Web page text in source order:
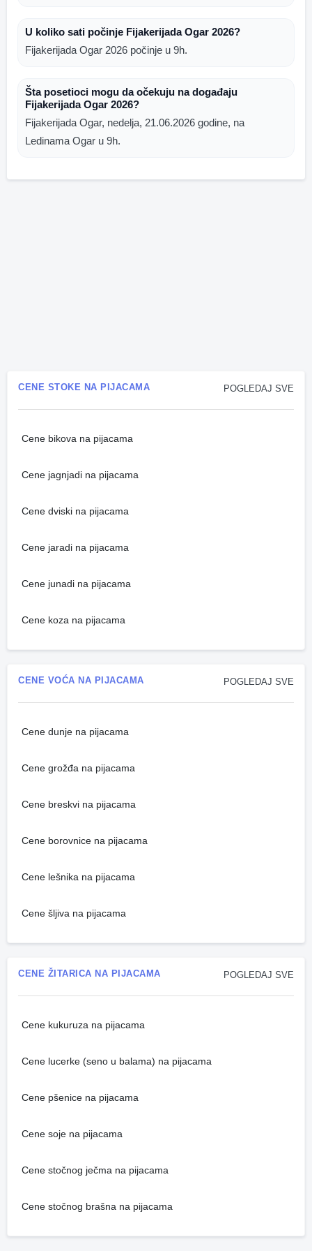
U koliko sati počinje Fijakerijada Ogar 2026?
Fijakerijada Ogar 2026 počinje u 9h.
Šta posetioci mogu da očekuju na događaju
Fijakerijada Ogar 2026?
Fijakerijada Ogar, nedelja, 21.06.2026 godine, na
Ledinama Ogar u 9h.
POGLEDAJ SVE
CENE STOKE NA PIJACAMA
Cene bikova na pijacama
Cene jagnjadi na pijacama
Cene dviski na pijacama
Cene jaradi na pijacama
Cene junadi na pijacama
Cene koza na pijacama
POGLEDAJ SVE
CENE VOĆA NA PIJACAMA
Cene dunje na pijacama
Cene grožđa na pijacama
Cene breskvi na pijacama
Cene borovnice na pijacama
Cene lešnika na pijacama
Cene šljiva na pijacama
POGLEDAJ SVE
CENE ŽITARICA NA PIJACAMA
Cene kukuruza na pijacama
Cene lucerke (seno u balama) na pijacama
Cene pšenice na pijacama
Cene soje na pijacama
Cene stočnog ječma na pijacama
Cene stočnog brašna na pijacama